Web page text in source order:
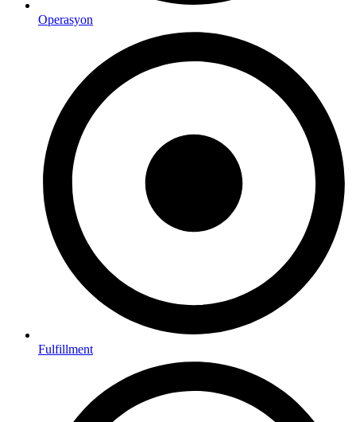
Operasyon
Fulfillment